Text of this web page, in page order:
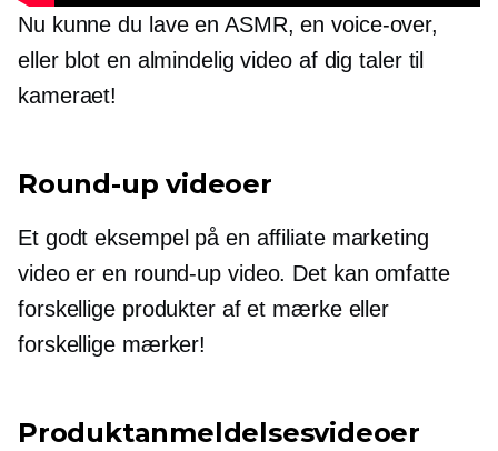
Nu kunne du lave en ASMR, envoice-over,
eller blot en almindelig video af dig taler til
kameraet!
Round-up videoer
Et godt eksempel på en affiliate marketing
video er en round-up video. Det kan omfatte
forskellige produkter af et mærke eller
forskellige mærker!
Produktanmeldelsesvideoer